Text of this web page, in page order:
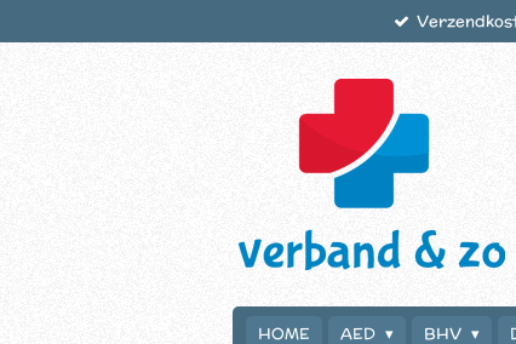
HOME AED BHV